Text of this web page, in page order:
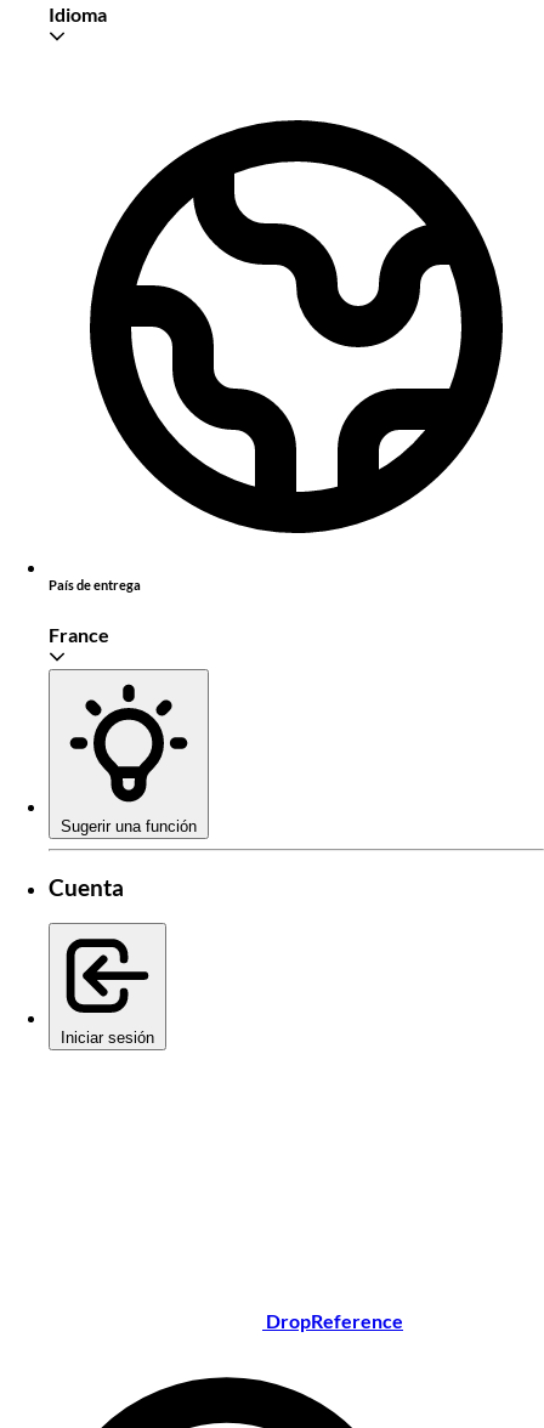
Idioma
País de entrega
France
Sugerir una función
Cuenta
Iniciar sesión
DropReference